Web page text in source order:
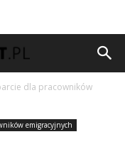
dla pracowników
emigracyjnych